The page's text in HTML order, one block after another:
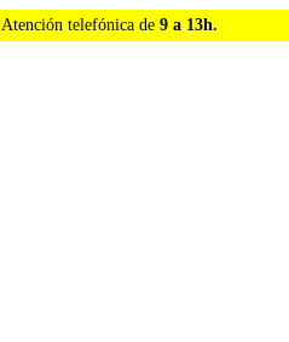
Atención telefónica de 9 a 13h.